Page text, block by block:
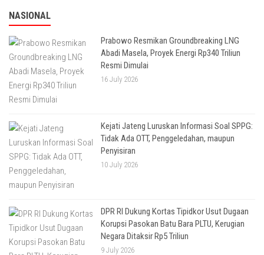
NASIONAL
Prabowo Resmikan Groundbreaking LNG
Abadi Masela, Proyek Energi Rp340 Triliun
Resmi Dimulai
16 July 2026
Kejati Jateng Luruskan Informasi Soal SPPG:
Tidak Ada OTT, Penggeledahan, maupun
Penyisiran
10 July 2026
DPR RI Dukung Kortas Tipidkor Usut Dugaan
Korupsi Pasokan Batu Bara PLTU, Kerugian
Negara Ditaksir Rp5 Triliun
9 July 2026